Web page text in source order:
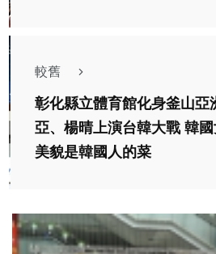
較舊
彰化縣立體育館化身釜山亞
亞、楊晴上演台韓大戰 韓
美貌是韓國人的菜